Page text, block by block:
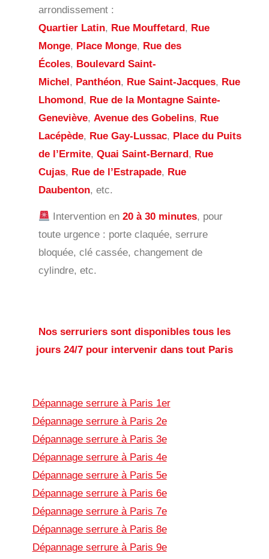
arrondissement :
Quartier Latin, Rue Mouffetard, Rue
Monge, Place Monge, Rue des
Écoles, Boulevard Saint-
Michel, Panthéon, Rue Saint-Jacques, Rue
Lhomond, Rue de la Montagne Sainte-
Geneviève, Avenue des Gobelins, Rue
Lacépède, Rue Gay-Lussac, Place du Puits
de l’Ermite, Quai Saint-Bernard, Rue
Cujas, Rue de l’Estrapade, Rue
Daubenton, etc.
Intervention en 20 à 30 minutes, pour
toute urgence : porte claquée, serrure
bloquée, clé cassée, changement de
cylindre, etc.
Nos serruriers sont disponibles tous les
jours 24/7 pour intervenir dans tout Paris
Dépannage serrure à Paris 1er
Dépannage serrure à Paris 2e
Dépannage serrure à Paris 3e
Dépannage serrure à Paris 4e
Dépannage serrure à Paris 5e
Dépannage serrure à Paris 6e
Dépannage serrure à Paris 7e
Dépannage serrure à Paris 8e
Dépannage serrure à Paris 9e